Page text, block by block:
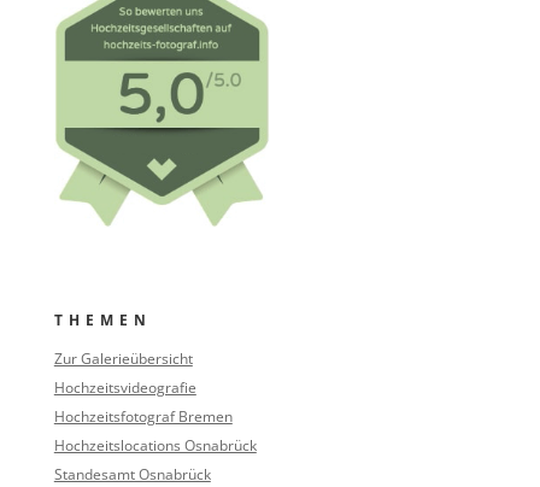
THEMEN
Zur Galerieübersicht
Hochzeitsvideografie
Hochzeitsfotograf Bremen
Hochzeitslocations Osnabrück
Standesamt Osnabrück